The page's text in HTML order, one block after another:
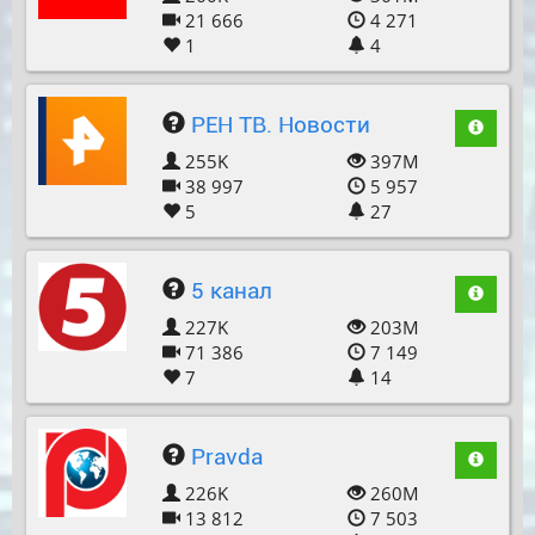
21 666
1
4 271
4
РЕН ТВ. Новости
255K
38 997
5
397M
5 957
27
5 канал
227K
71 386
7
203M
7 149
14
Pravda
226K
13 812
260M
7 503